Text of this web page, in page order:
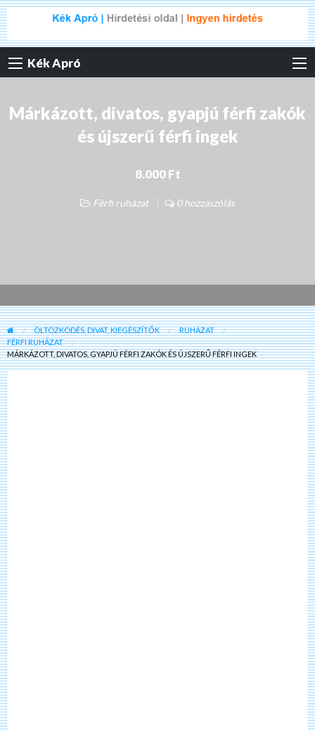
Kék Apró
Márkázott, divatos, gyapjú férfi zakók
és újszerű férfi ingek
8.000 Ft
Férfi ruházat 0 hozzászólás
ÖLTÖZKÖDÉS, DIVAT, KIEGÉSZÍTŐK
RUHÁZAT
FÉRFI RUHÁZAT
MÁRKÁZOTT, DIVATOS, GYAPJÚ FÉRFI ZAKÓK ÉS ÚJSZERŰ FÉRFI INGEK